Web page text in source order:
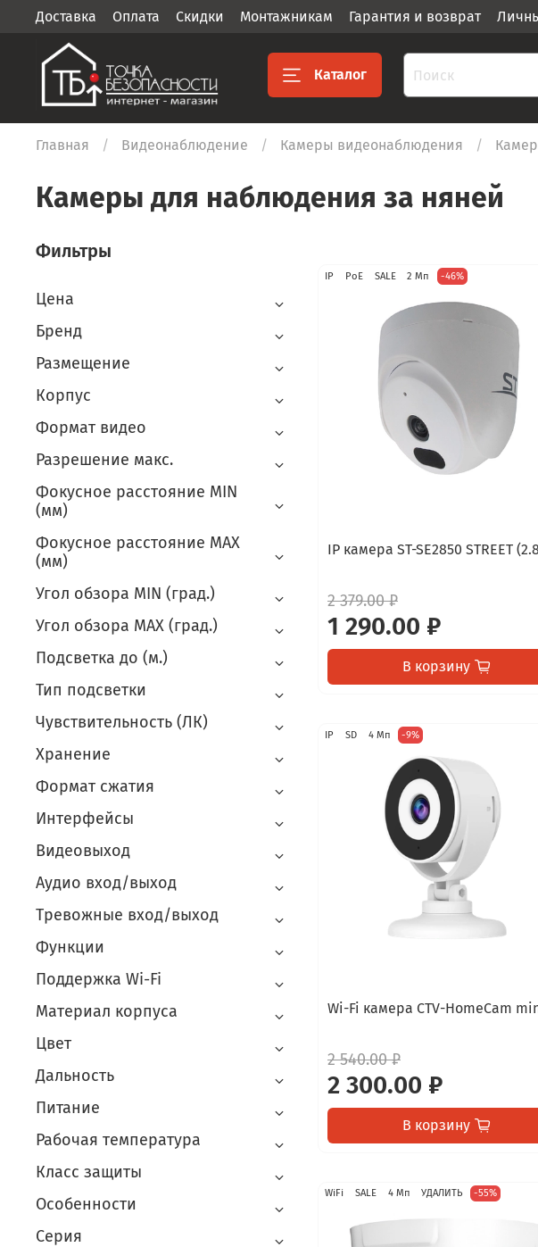
Доставка Оплата Скидки Монтажникам Гарантия и возврат
Каталог
Главная Видеонаблюдение Камеры видеонаблюдения
Камеры для наблюдения за няней
IP PoE SALE 2 Мп -46%
IP камера ST-SE2850 STREET
2 379.00 ₽
1 290.00 ₽
В корзину
IP SD 4 Мп -9%
Wi-Fi камера CTV-HomeCam
2 540.00 ₽
2 300.00 ₽
В корзину
WiFi SALE 4 Мп УДАЛИТЬ -55%
Фильтры
Цена
Бренд
Размещение
Корпус
Формат видео
Разрешение макс.
Фокусное расстояние MIN
(мм)
Фокусное расстояние MAX
(мм)
Угол обзора MIN (град.)
Угол обзора MAX (град.)
Подсветка до (м.)
Тип подсветки
Чувствительность (ЛК)
Хранение
Формат сжатия
Интерфейсы
Видеовыход
Аудио вход/выход
Тревожные вход/выход
Функции
Поддержка Wi-Fi
Материал корпуса
Цвет
Дальность
Питание
Рабочая температура
Класс защиты
Особенности
Серия